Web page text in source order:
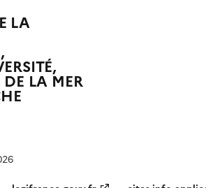
LA
DE LA MER